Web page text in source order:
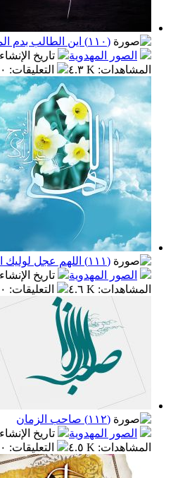
(١١٠) اين الطالب بدم المقتول بكربلاء
الصور المهدوية
تاريخ الإنشاء
المشاهدات: ٤.٣ K التعليقات: ٠
(١١١) اللهم عجل لوليك الفرج
الصور المهدوية
تاريخ الإنشاء
المشاهدات: ٤.٦ K التعليقات: ٠
(١١٢) صاحب الزمان
الصور المهدوية
تاريخ الإنشاء
المشاهدات: ٤.٥ K التعليقات: ٠